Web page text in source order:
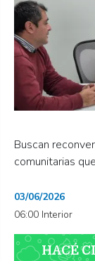
Buscan
comunitarias
03/06/2026
06:00 Interior
HACÉ